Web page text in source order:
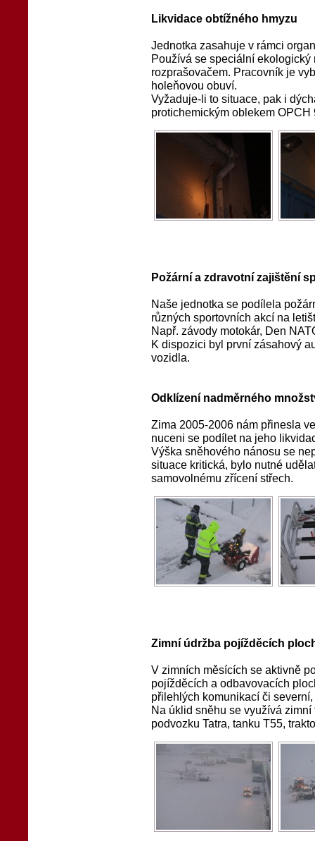
Likvidace obtížného hmyzu
Jednotka zasahuje v rámci
Používá se speciální
rozprašovačem. Pracovník je
holeňovou obuví.
Vyžaduje-li to situace, pak i
protichemickým oblekem OPCH
Požární a zdravotní zajištění
Naše jednotka se podílela
různých sportovních akcí na
Např. závody motokár, Den
K dispozici byl první zásahový
vozidla.
Odklízení nadměrného
Zima 2005-2006 nám přinesla
nuceni se podílet na jeho
Výška sněhového nánosu se
situace kritická, bylo nutné
samovolnému zřícení střech.
Zimní údržba pojížděcích
V zimních měsících se aktivně
pojížděcích a odbavovacích
přilehlých komunikací či
Na úklid sněhu se využívá
podvozku Tatra, tanku T55,